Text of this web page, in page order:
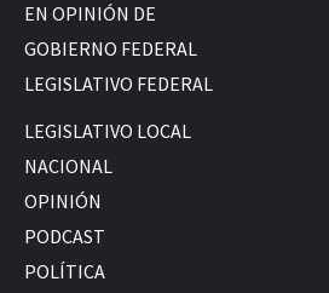
EN OPINIÓN DE
GOBIERNO FEDERAL
LEGISLATIVO FEDERAL
LEGISLATIVO LOCAL
NACIONAL
OPINIÓN
PODCAST
POLÍTICA